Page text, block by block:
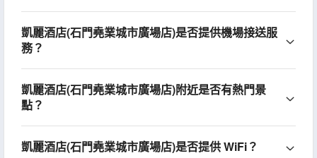
凱麗酒店(石門堯業城市廣場店)是否提供機場接送服
務？
凱麗酒店(石門堯業城市廣場店)附近是否有熱門景
點？
凱麗酒店(石門堯業城市廣場店)是否提供 WiFi？